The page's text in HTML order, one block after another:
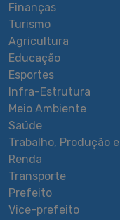
Finanças
Turismo
Agricultura
Educação
Esportes
Infra-Estrutura
Meio Ambiente
Saúde
Trabalho, Produção e
Renda
Transporte
Prefeito
Vice-prefeito